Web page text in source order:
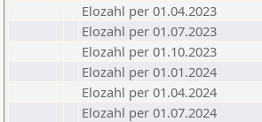
Elozahl per 01.04.2023
Elozahl per 01.07.2023
Elozahl per 01.10.2023
Elozahl per 01.01.2024
Elozahl per 01.04.2024
Elozahl per 01.07.2024